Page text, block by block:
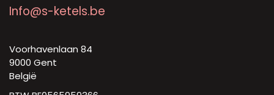
Info@s-ketels.be
Voorhavenlaan 84
9000 Gent
België